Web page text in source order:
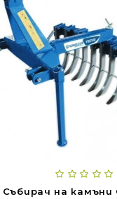
Събирач на камъни